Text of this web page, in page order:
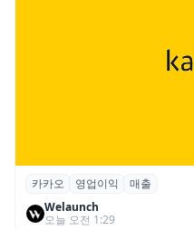
카카오, 2026년 2분
이익 2770억…역대
카카오 영업이익
매출
Welaunch
오늘 오전 1:29